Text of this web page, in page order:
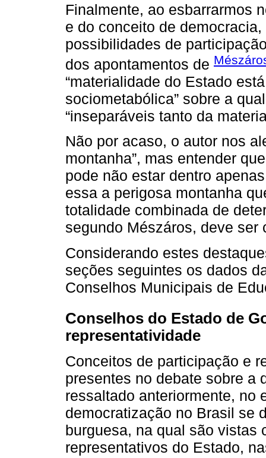
Finalmente, ao esbarrarmos
e do conceito de
possibilidades de
dos apontamentos de
“materialidade do Estado
sociometabólica” sobre a
“inseparáveis tanto da
Não por acaso, o autor nos
montanha”, mas entender
pode não estar dentro
essa a perigosa montanha
totalidade combinada de
segundo Mészáros, deve ser
Considerando estes
seções seguintes os dados
Conselhos Municipais de
Conselhos do Estado de
representatividade
Conceitos de participação e
presentes no debate sobre a
ressaltado anteriormente, no
democratização no Brasil se
burguesa, na qual são vistas
representativos do Estado,